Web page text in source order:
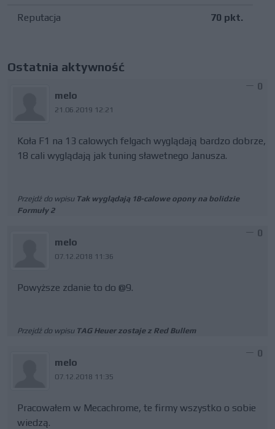
Reputacja 70 pkt.
Ostatnia aktywność
melo
21.06.2019 12:21
0
Koła F1 na 13 calowych felgach wyglądają bardzo dobrze,
18 cali wyglądają jak tuning sławetnego Janusza.
Przejdź do wpisu Tak wyglądają 18-calowe opony na bolidzie
Formuły 2
melo
07.12.2018 11:36
0
Powyższe zdanie to do @9.
Przejdź do wpisu TAG Heuer zostaje z Red Bullem
melo
07.12.2018 11:35
0
Pracowałem w Mecachrome, te firmy wszystko o sobie
wiedzą.